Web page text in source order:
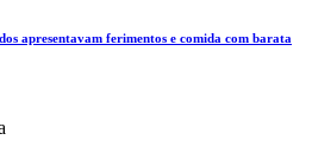
apresentavam ferimentos e comida com barata